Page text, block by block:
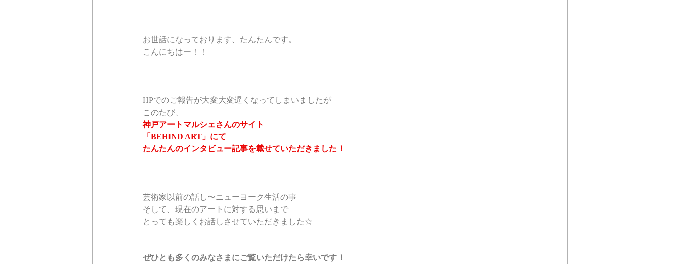
お世話になっております、たんたんです。
こんにちはー！！
HPでのご報告が大変大変遅くなってしまいましたが
このたび、
神戸アートマルシェさんのサイト
「BEHIND ART」にて
たんたんのインタビュー記事を載せていただきました！
芸術家以前の話し〜ニューヨーク生活の事
そして、現在のアートに対する思いまで
とっても楽しくお話しさせていただきました☆
ぜひとも多くのみなさまにご覧いただけたら幸いです！